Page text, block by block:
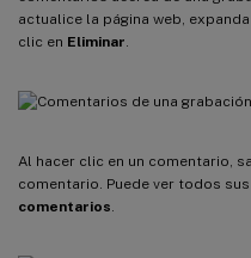
actualice la página web,
clic en Eliminar
Al hacer clic en un comentario,
comentario. Puede ver todos
comentarios